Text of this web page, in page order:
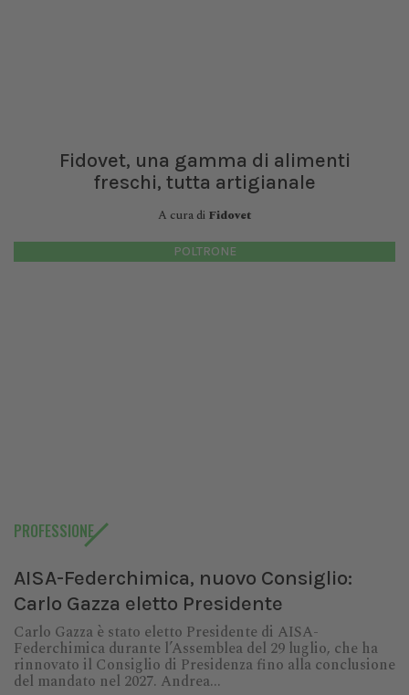
Fidovet, una gamma di alimenti
freschi, tutta artigianale
A cura di Fidovet
POLTRONE
PROFESSIONE
AISA-Federchimica, nuovo Consiglio:
Carlo Gazza eletto Presidente
Carlo Gazza è stato eletto Presidente di AISA-
Federchimica durante l’Assemblea del 29 luglio, che ha
rinnovato il Consiglio di Presidenza fino alla conclusione
del mandato nel 2027. Andrea...